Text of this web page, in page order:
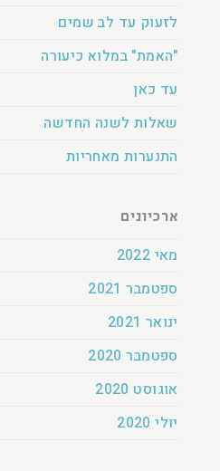
לזעוק עד לב שמים
"האמת" במלוא כיעורה
עד כאן
שאלות לשנה החדשה
התנערות מאחריות
ארכיונים
מאי 2022
ספטמבר 2021
ינואר 2021
ספטמבר 2020
אוגוסט 2020
יולי 2020